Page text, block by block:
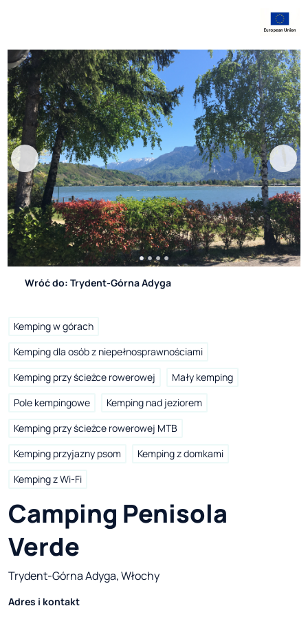
Wróć do: Trydent-Górna Adyga
Kemping w górach
Kemping dla osób z niepełnosprawnościami
Kemping przy ścieżce rowerowej
Mały kemping
Pole kempingowe
Kemping nad jeziorem
Kemping przy ścieżce rowerowej MTB
Kemping przyjazny psom
Kemping z domkami
Kemping z Wi-Fi
Camping Penisola
Verde
Trydent-Górna Adyga, Włochy
Adres i kontakt